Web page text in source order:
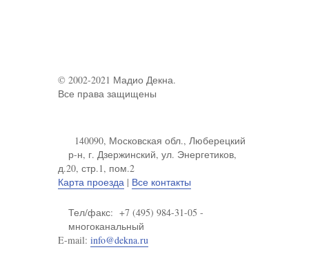
© 2002-2021 Мадио Декна.
Все права защищены
140090, Московская обл., Люберецкий
р-н, г. Дзержинский, ул. Энергетиков,
д.20, стр.1, пом.2
Карта проезда | Все контакты
Тел/факс: +7 (495) 984-31-05 -
многоканальный
E-mail: info@dekna.ru